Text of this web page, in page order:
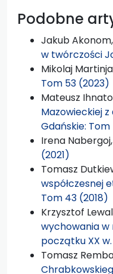
Podobne
Jakub Akonom,
w twórczości
Mikolaj
Tom 53 (2023)
Mateusz
Mazowieckiej
Gdańskie: Tom
Irena Nabergoj,
(2021)
Tomasz
współczesnej
Tom 43 (2018)
Krzysztof
wychowania
początku XX w.
Tomasz